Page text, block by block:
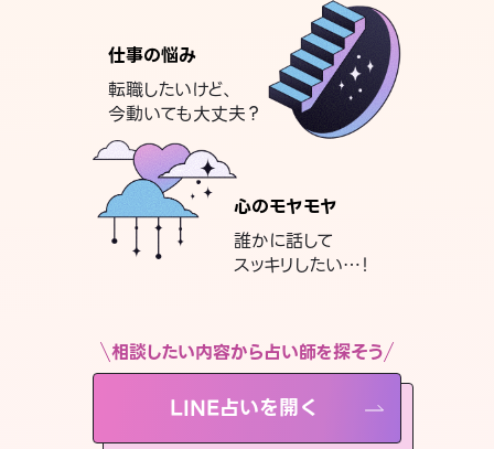
仕事の悩み
転職したいけど、
今動いても大丈夫？
心のモヤモヤ
誰かに話して
スッキリしたい…！
相談したい内容から占い師を探そう
LINE占いを開く